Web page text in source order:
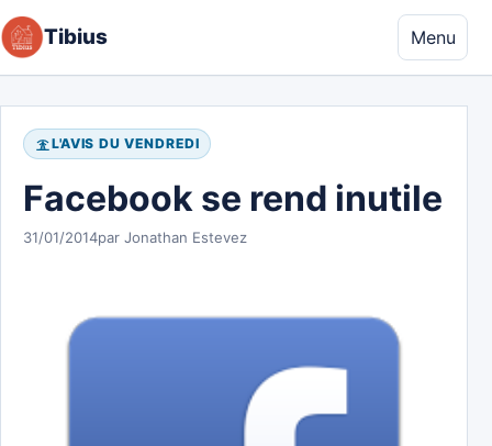
Aller au contenu
Tibius Menu
L'AVIS DU VENDREDI
Facebook se rend inutile
31/01/2014par Jonathan Estevez